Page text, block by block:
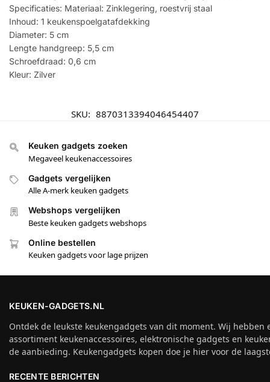
Specificaties: Materiaal: Zinklegering, roestvrij staal
Inhoud: 1 keukenspoelgatafdekking
Diameter: 5 cm
Lengte handgreep: 5,5 cm
Schroefdraad: 0,6 cm
Kleur: Zilver
SKU: 8870313394046454407
Keuken gadgets zoeken
Megaveel keukenaccessoires
Gadgets vergelijken
Alle A-merk keuken gadgets
Webshops vergelijken
Beste keuken gadgets webshops
Online bestellen
Keuken gadgets voor lage prijzen
KEUKEN-GADGETS.NL
Ontdek de leukste keukengadgets van dit moment. Wij hebben
assortiment keukenaccessoires, elektronische gadgets en
de aanbieding. Keukengadgets kopen doe je hier voor de
RECENTE BERICHTEN